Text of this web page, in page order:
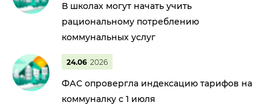
В школах могут начать учить
рациональному потреблению
коммунальных услуг
24.06 2026
ФАС опровергла индексацию тарифов на
коммуналку с 1 июля